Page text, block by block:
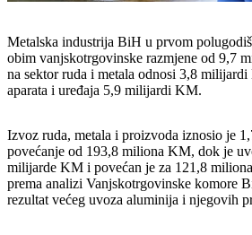
Metalska industrija BiH u prvom
obim vanjskotrgovinske razmjene od 9,7
na sektor ruda i metala odnosi 3,8
aparata i uređaja 5,9 milijardi KM.
Izvoz ruda, metala i proizvoda iznosio je
povećanje od 193,8 miliona KM, dok je
milijarde KM i povećan je za 121,8
prema analizi Vanjskotrgovinske komore
rezultat većeg uvoza aluminija i njegovih